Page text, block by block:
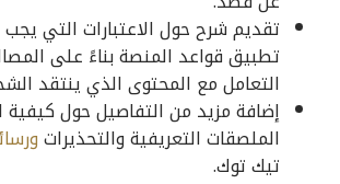
تقديم شرح حول الاعتبارات التي يجب
تطبيق قواعد المنصة بناءً على
التعامل مع المحتوى الذي ينتقد
إضافة مزيد من التفاصيل حول
الملصقات التعريفية والتحذيرات
تيك توك.